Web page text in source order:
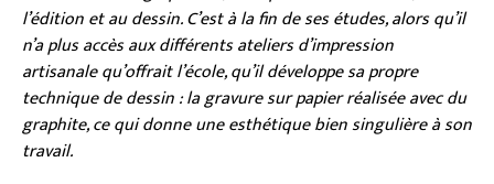
l’édition et au dessin. C’est à la fin de ses études, alors qu’il
n’a plus accès aux différents ateliers d’impression
artisanale qu’offrait l’école, qu’il développe sa propre
technique de dessin : la gravure sur papier réalisée avec du
graphite, ce qui donne une esthétique bien singulière à son
travail.